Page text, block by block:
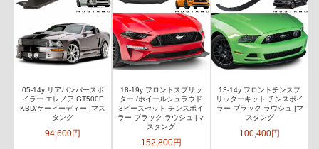
05-14y リアバンパースポ
イラー エレノア GT500E
KBD/ケービーディー |マス
タング
94,600円
18-19y フロントスプリッ
ター /ホイールシュラウド
3ピースセット チンスポイ
ラー ブラック ラウシュ |マ
スタング
152,800円
13-14y フロントチンスプ
リッターキット チンスポイ
ラー ブラック ラウシュ |マ
スタング
100,400円